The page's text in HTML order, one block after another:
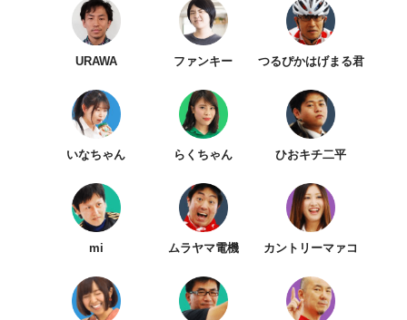
URAWA ファンキー つるぴかはげまる君
いなちゃん らくちゃん ひおキチ二平
mi ムラヤマ電機 カントリーマァコ